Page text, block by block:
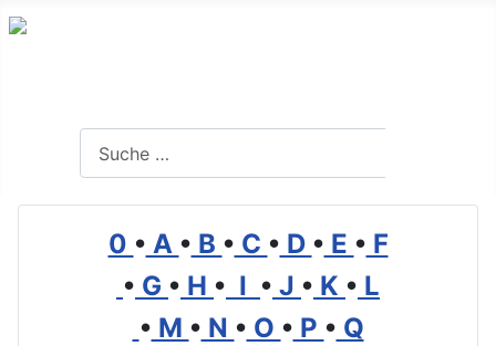
0 • A • B • C • D • E • F
• G • H • I • J • K • L
• M • N • O • P • Q